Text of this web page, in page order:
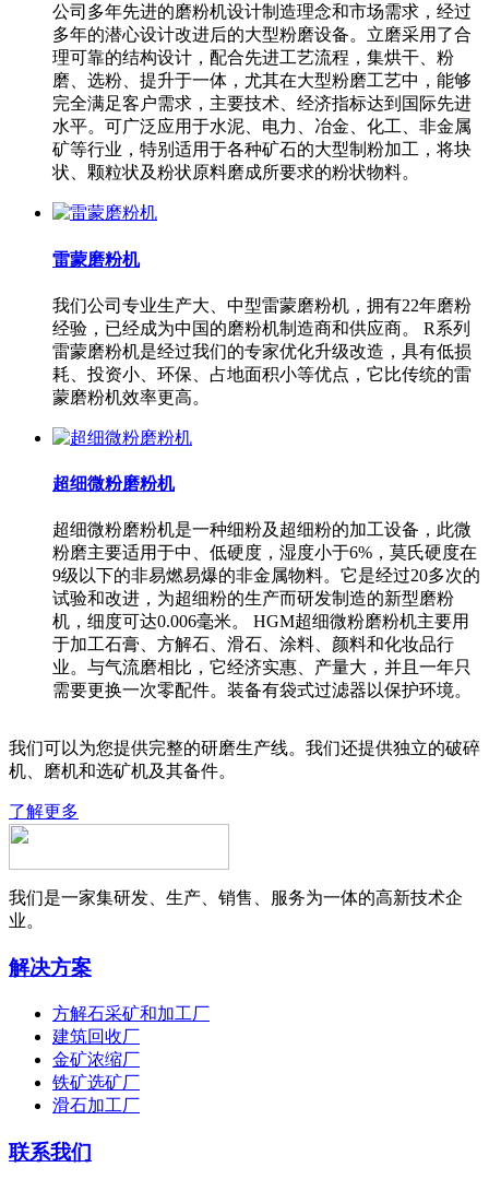
公司多年先进的磨粉机设计制造理念和市场需求，经过
多年的潜心设计改进后的大型粉磨设备。立磨采用了合
理可靠的结构设计，配合先进工艺流程，集烘干、粉
磨、选粉、提升于一体，尤其在大型粉磨工艺中，能够
完全满足客户需求，主要技术、经济指标达到国际先进
水平。可广泛应用于水泥、电力、冶金、化工、非金属
矿等行业，特别适用于各种矿石的大型制粉加工，将块
状、颗粒状及粉状原料磨成所要求的粉状物料。
雷蒙磨粉机
我们公司专业生产大、中型雷蒙磨粉机，拥有22年磨粉
经验，已经成为中国的磨粉机制造商和供应商。 R系列
雷蒙磨粉机是经过我们的专家优化升级改造，具有低损
耗、投资小、环保、占地面积小等优点，它比传统的雷
蒙磨粉机效率更高。
超细微粉磨粉机
超细微粉磨粉机是一种细粉及超细粉的加工设备，此微
粉磨主要适用于中、低硬度，湿度小于6%，莫氏硬度在
9级以下的非易燃易爆的非金属物料。它是经过20多次的
试验和改进，为超细粉的生产而研发制造的新型磨粉
机，细度可达0.006毫米。 HGM超细微粉磨粉机主要用
于加工石膏、方解石、滑石、涂料、颜料和化妆品行
业。与气流磨相比，它经济实惠、产量大，并且一年只
需要更换一次零配件。装备有袋式过滤器以保护环境。
我们可以为您提供完整的研磨生产线。我们还提供独立的破碎
机、磨机和选矿机及其备件。
了解更多
我们是一家集研发、生产、销售、服务为一体的高新技术企
业。
解决方案
方解石采矿和加工厂
建筑回收厂
金矿浓缩厂
铁矿选矿厂
滑石加工厂
联系我们